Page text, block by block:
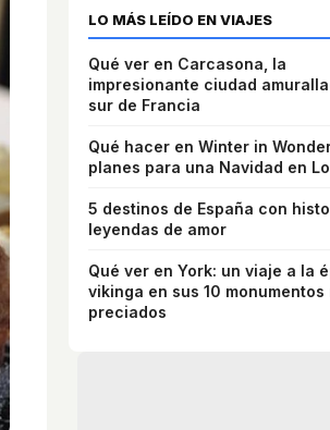
LO MÁS LEÍDO EN VIAJES
Qué ver en Carcasona, la
impresionante ciudad
sur de Francia
Qué hacer en Winter in
planes para una Navidad en
5 destinos de España con
leyendas de amor
Qué ver en York: un viaje a la
vikinga en sus 10 monumentos
preciados